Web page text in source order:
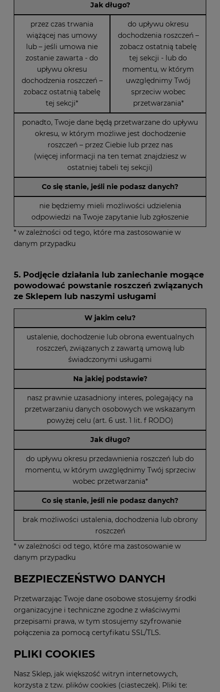
Jak długo?
przez czas trwania
wiążącej nas umowy
lub – jeśli umowa nie
zostanie zawarta - do
upływu okresu
dochodzenia roszczeń –
zobacz ostatnią tabelę
tej sekcji*
do upływu okresu
dochodzenia roszczeń –
zobacz ostatnią tabelę
tej sekcji - lub do
momentu, w którym
uwzględnimy Twój
sprzeciw wobec
przetwarzania*
ponadto, Twoje dane będą przetwarzane do upływu
okresu, w którym możliwe jest dochodzenie
roszczeń – przez Ciebie lub przez nas
(więcej informacji na ten temat znajdziesz w
ostatniej tabeli tej sekcji)
Co się stanie, jeśli nie podasz danych?
nie będziemy mieli możliwości udzielenia
odpowiedzi na Twoje zapytanie lub zgłoszenie
* w zależności od tego, które ma zastosowanie w
danym przypadku
5. Podjęcie działania lub zaniechanie mogące
powodować powstanie roszczeń związanych
ze Sklepem lub naszymi usługami
W jakim celu?
ustalenie, dochodzenie lub obrona ewentualnych
roszczeń, związanych z zawartą umową lub
świadczonymi usługami
Na jakiej podstawie?
nasz prawnie uzasadniony interes, polegający na
przetwarzaniu danych osobowych we wskazanym
powyżej celu (art. 6 ust. 1 lit. f RODO)
Jak długo?
do upływu okresu przedawnienia roszczeń lub do
momentu, w którym uwzględnimy Twój sprzeciw
wobec przetwarzania*
Co się stanie, jeśli nie podasz danych?
brak możliwości ustalenia, dochodzenia lub obrony
roszczeń
* w zależności od tego, które ma zastosowanie w
danym przypadku
BEZPIECZEŃSTWO DANYCH
Przetwarzając Twoje dane osobowe stosujemy środki
organizacyjne i techniczne zgodne z właściwymi
przepisami prawa, w tym stosujemy szyfrowanie
połączenia za pomocą certyfikatu SSL/TLS.
PLIKI COOKIES
Nasz Sklep, jak większość witryn internetowych,
korzysta z tzw. plików cookies (ciasteczek). Pliki te: